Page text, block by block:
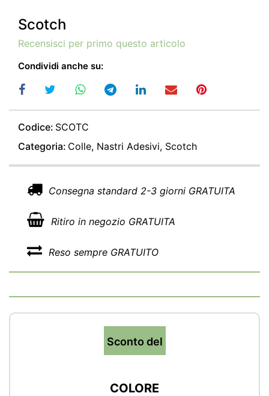
Scotch
Recensisci per primo questo articolo
Condividi anche su:
Codice: SCOTC
Categoria: Colle, Nastri Adesivi, Scotch
Consegna standard 2-3 giorni GRATUITA
Ritiro in negozio GRATUITA
Reso sempre GRATUITO
Sconto del
COLORE